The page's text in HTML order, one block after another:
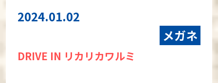
2024.01.02
メガネ
DRIVE IN リカリカワルミ